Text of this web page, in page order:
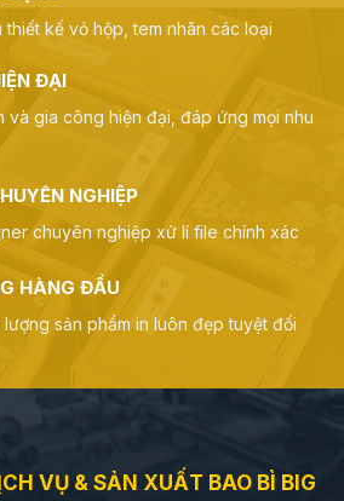
thiết kế vỏ hộp, tem nhãn các loại
ĐẠI
và gia công hiện đại, đáp ứng mọi nhu
NGHIỆP
chuyên nghiệp xử lí file chính xác
HÀNG ĐẦU
sản phẩm in luôn đẹp tuyệt đối
VỤ & SẢN XUẤT BAO BÌ BIG